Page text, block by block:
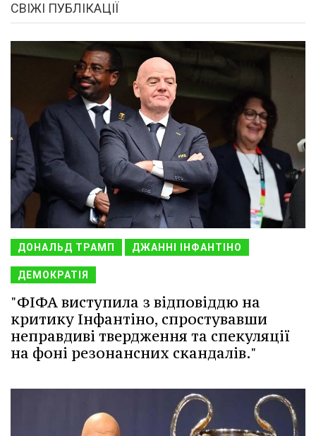
СВІЖІ ПУБЛІКАЦІЇ
ДОНАЛЬД ТРАМП ДЖАННІ ІНФАНТІНО
ДЕМОКРАТІЯ
"ФІФА виступила з відповіддю на
критику Інфантіно, спростувавши
неправдиві твердження та спекуляції
на фоні резонансних скандалів."